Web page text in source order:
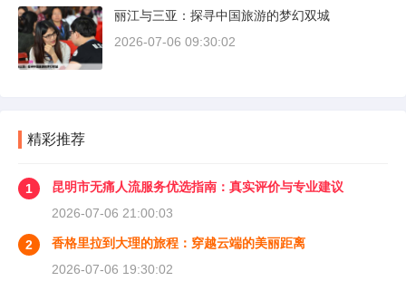
丽江与三亚：探寻中国旅游的梦幻双城
2026-07-06 09:30:02
精彩推荐
1
昆明市无痛人流服务优选指南：真实评价与专业建议
2026-07-06 21:00:03
2
香格里拉到大理的旅程：穿越云端的美丽距离
2026-07-06 19:30:02